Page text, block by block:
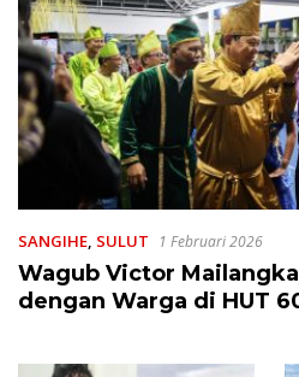
SANGIHE, SULUT 1 Februari 2026
Wagub Victor
dengan Warga di HUT